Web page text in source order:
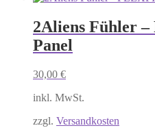
2Aliens Fühler
Panel
30,00 €
inkl. MwSt.
zzgl. Versandkosten